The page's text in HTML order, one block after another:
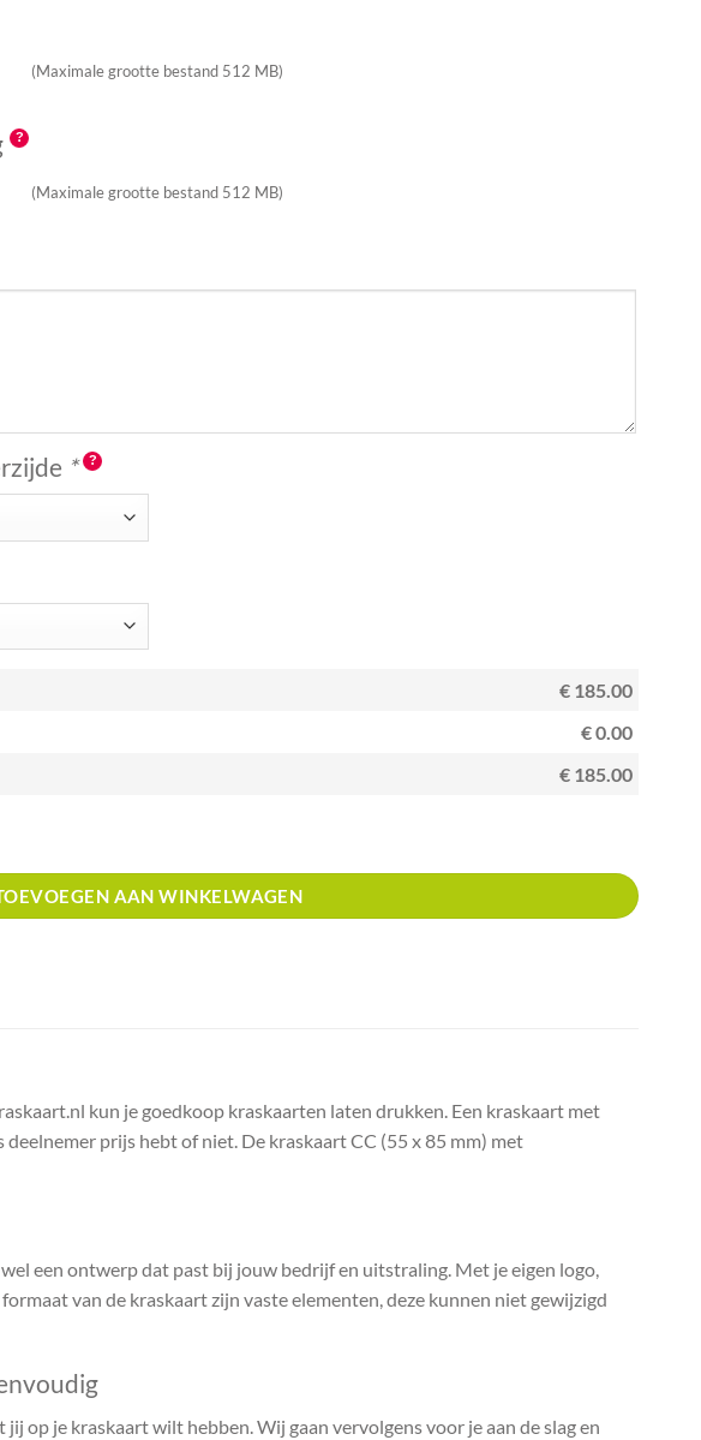
(Maximale grootte bestand 512 MB)
(Maximale grootte bestand 512 MB)
*
€ 185.00
€ 0.00
€ 185.00
AAN WINKELWAGEN
kun je goedkoop kraskaarten laten drukken. Een kraskaart met
prijs hebt of niet. De kraskaart CC (55 x 85 mm) met
een ontwerp dat past bij jouw bedrijf en uitstraling. Met je eigen logo,
van de kraskaart zijn vaste elementen, deze kunnen niet gewijzigd
op je kraskaart wilt hebben. Wij gaan vervolgens voor je aan de slag en